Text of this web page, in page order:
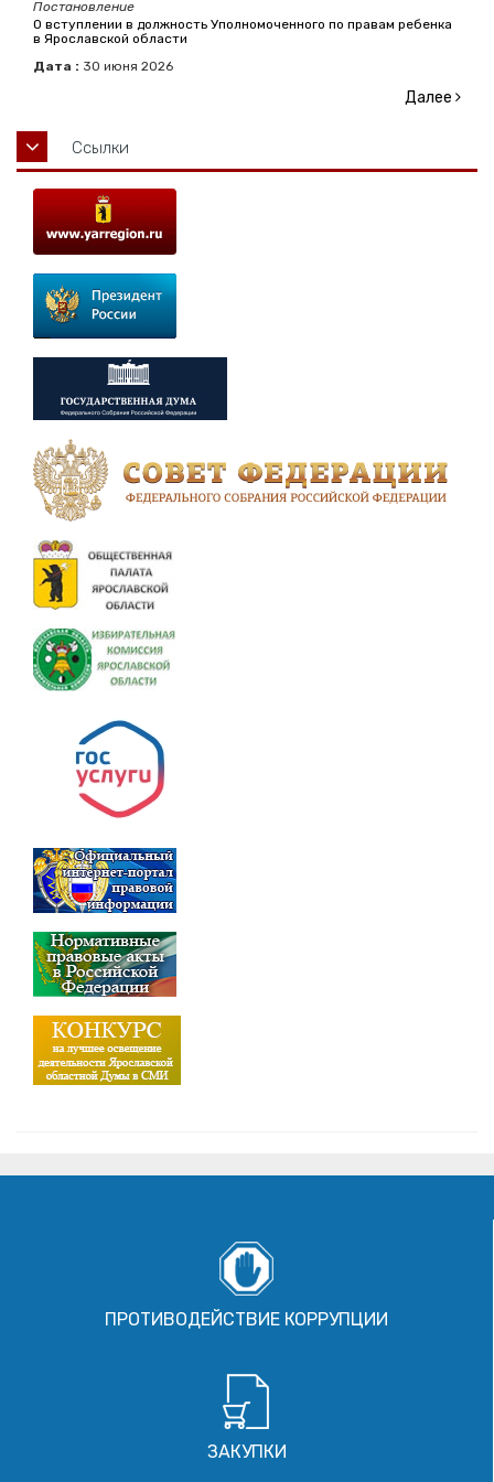
Постановление
О вступлении в должность Уполномоченного по правам ребенка
в Ярославской области
Дата : 30 июня 2026
Далее
Ссылки
ПРОТИВОДЕЙСТВИЕ КОРРУПЦИИ
ЗАКУПКИ